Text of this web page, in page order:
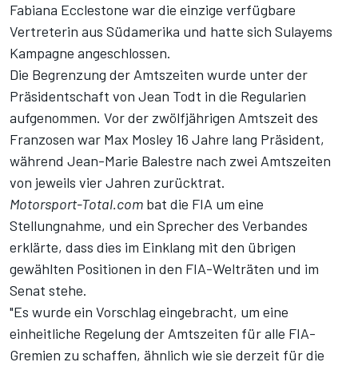
Fabiana Ecclestone war die einzige verfügbare
Vertreterin aus Südamerika und hatte sich Sulayems
Kampagne angeschlossen.
Die Begrenzung der Amtszeiten wurde unter der
Präsidentschaft von Jean Todt in die Regularien
aufgenommen. Vor der zwölfjährigen Amtszeit des
Franzosen war Max Mosley 16 Jahre lang Präsident,
während Jean-Marie Balestre nach zwei Amtszeiten
von jeweils vier Jahren zurücktrat.
Motorsport-Total.com bat die FIA um eine
Stellungnahme, und ein Sprecher des Verbandes
erklärte, dass dies im Einklang mit den übrigen
gewählten Positionen in den FIA-Welträten und im
Senat stehe.
"Es wurde ein Vorschlag eingebracht, um eine
einheitliche Regelung der Amtszeiten für alle FIA-
Gremien zu schaffen, ähnlich wie sie derzeit für die